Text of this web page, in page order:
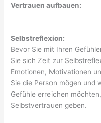
Vertrauen aufbauen:
Selbstreflexion:
Bevor Sie mit Ihren
Sie sich Zeit zur
Emotionen, Motivationen
Sie die Person mögen und
Gefühle erreichen
Selbstvertrauen geben.